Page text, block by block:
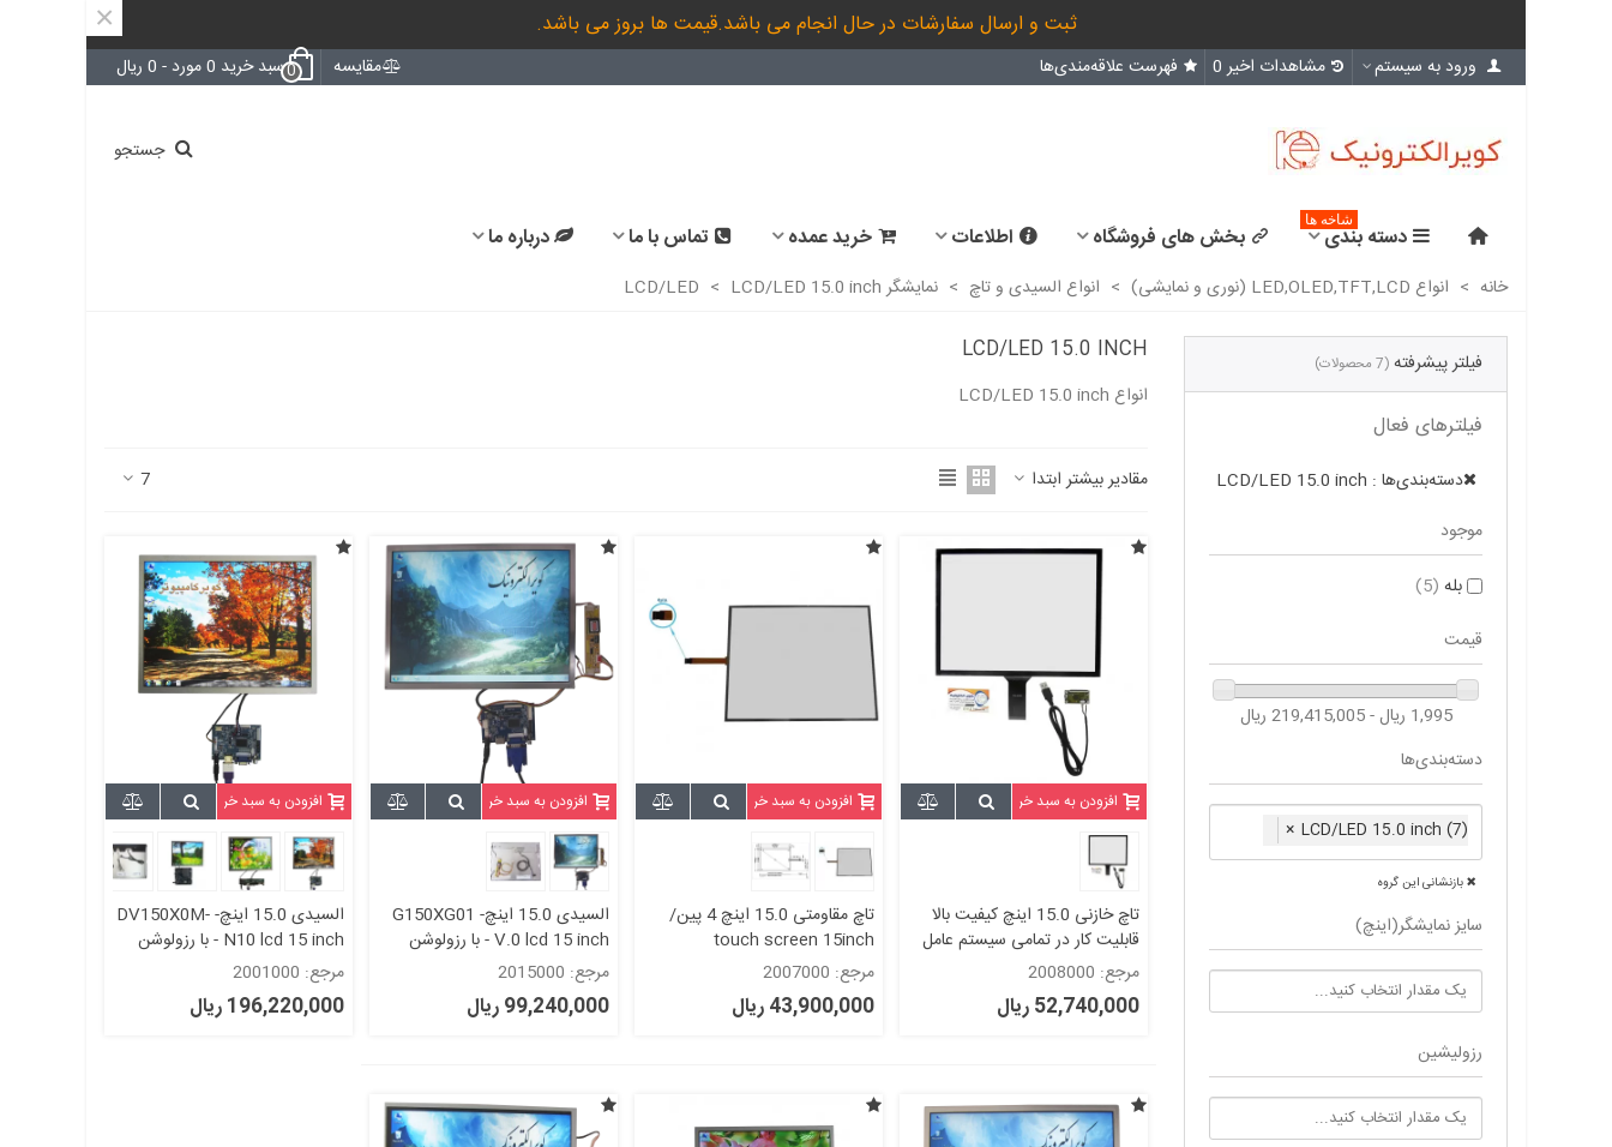
ثبت و ارسال سفارشات در حال انجام می باشد.قیمت ها بروز می باشد. ×
ورود به سیستم مشاهدات اخیر 0 فهرست علاقه‌مندی‌ها مقایسه 0سبد خرید 0مورد - 0 ریال
جستجو
دسته بندی
شاخه ها
بخش های فروشگاه اطلاعات خرید عمده تماس با ما درباره ما
خانه > انواع LED,OLED,TFT,LCD (نوری و نمایشی) > انواع السیدی و تاچ > نمایشگر LCD/LED > LCD/LED 15.0 inch
فیلتر پیشرفته (7 محصولات)
فیلترهای فعال
دسته‌بندی‌ها : LCD/LED 15.0 inch
موجود
بله (5)
قیمت
1,995 ریال - 219,415,005 ریال
دسته‌بندی‌ها
LCD/LED 15.0 inch (7)
×
بازنشانی این گروه
سایز نمایشگر(اینچ)
رزولیشین
LCD/LED 15.0 INCH
انواع LCD/LED 15.0 inch
مقادیر بیشتر ابتدا 7
افزودن به سبد خرید
تاچ خازنی 15.0 اینچ کیفیت بالا
قابلیت کار در تمامی سیستم عامل
ها touch 15 inch
مرجع: 2008000
52,740,000 ریال
افزودن به سبد خرید
تاچ مقاومتی 15.0 اینچ 4 پین/
touch screen 15inch
مرجع: 2007000
43,900,000 ریال
افزودن به سبد خرید
السیدی 15.0 اینچ- G150XG01
V.0 lcd 15 inch - با رزولوشن
1024x768 - دست دوم گرید A
مرجع: 2015000
99,240,000 ریال
افزودن به سبد خرید
السیدی 15.0 اینچ- DV150X0M-
N10 lcd 15 inch - با رزولوشن
1024x768 - کاملا نو و اورجینال
گرید +A
مرجع: 2001000
196,220,000 ریال